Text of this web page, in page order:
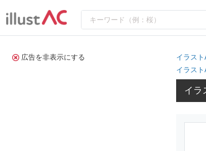
広告を非表示にする イラスト
イラスト
イラ